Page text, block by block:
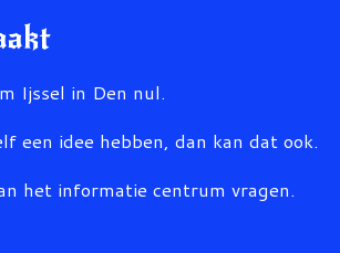
Ijssel in Den nul.
een idee hebben, dan kan dat ook.
het informatie centrum vragen.